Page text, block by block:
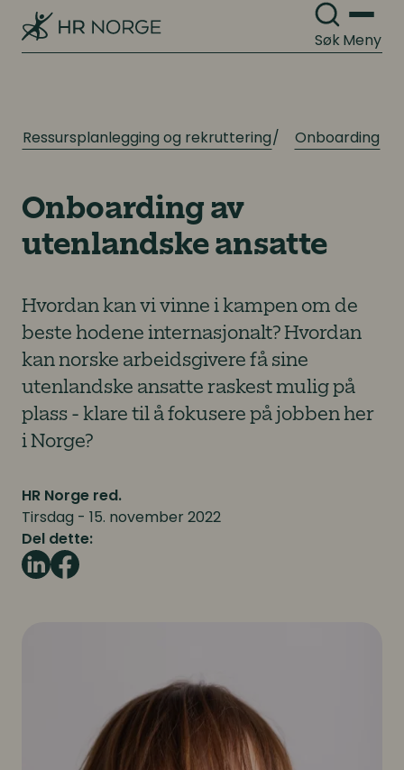
SøkMeny
Ressursplanlegging og rekruttering Onboarding
Onboarding av
utenlandske ansatte
Hvordan kan vi vinne i kampen om de
beste hodene internasjonalt? Hvordan
kan norske arbeidsgivere få sine
utenlandske ansatte raskest mulig på
plass - klare til å fokusere på jobben her
i Norge?
HR Norge red.
Tirsdag - 15. november 2022
Del dette: